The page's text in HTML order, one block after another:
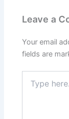
Leave a
Your email
fields are
here..